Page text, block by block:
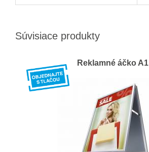
Súvisiace produkty
Reklamné áčko A1